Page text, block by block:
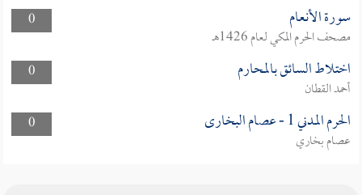
0
سورة الأنعام
مصحف الحرم المكي لعام 1426هـ
0
اختلاط السائق بالمحارم
أحمد القطان
0
الحرم المدني 1 - عصام البخارى
عصام بخاري